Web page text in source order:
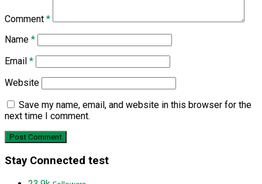
Comment *
Name *
Email *
Website
Save my name, email, and website in this browser for the
next time I comment.
Stay Connected test